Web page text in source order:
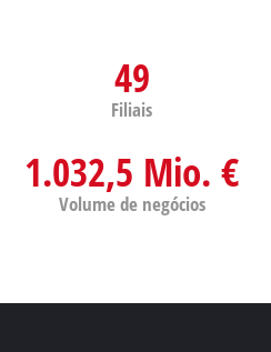
49
Filiais
1.032,5 Mio. €
Volume de negócios